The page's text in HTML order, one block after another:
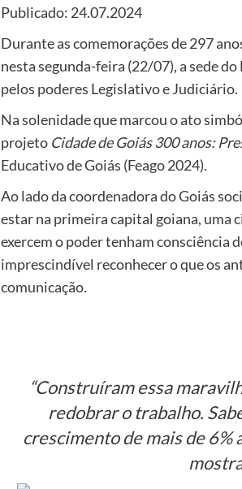
Publicado: 24.07.2024
Durante as comemorações de 297
nesta segunda-feira (22/07), a sede
pelos poderes Legislativo e Judiciário.
Na solenidade que marcou o ato
projeto Cidade de Goiás 300 anos:
Educativo de Goiás (Feago 2024).
Ao lado da coordenadora do Goiás
estar na primeira capital goiana, uma
exercem o poder tenham consciência
imprescindível reconhecer o que os
comunicação.
“Construíram essa
redobrar o trabalho.
crescimento de mais de 6%